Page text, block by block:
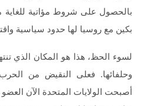
بالحصول على شروط مؤاتية
بكين مع روسيا لها حدود سياسية
لسوء الحظ، هذا هو المكان الذي
وحلفائها. فعلى النقيض من
أصبحت الولايات المتحدة الآن